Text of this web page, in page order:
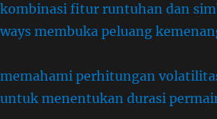
kombinasi fitur runtuhan dan
ways membuka peluang
memahami perhitungan
untuk menentukan durasi